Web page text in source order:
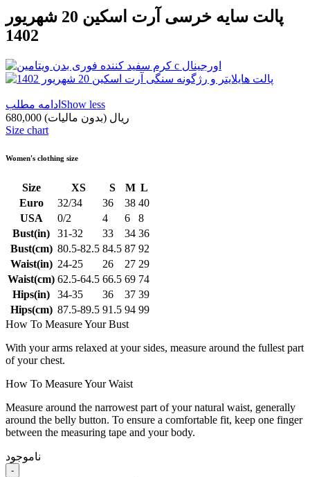
پالت سایه خرسی آرت اسکین 20 شهریور
1402
ادامه مطلب Show less
680,000 ریال (بدون مالیات)
Size chart
Women's clothing size
Size XS S M L
Euro
32/34 36 38 40
USA
0/2 4 6
8
Bust(in)
31-32 33 34 36
Bust(cm) 80.5-82.5 84.5 87 92
Waist(in) 24-25 26 27 29
Waist(cm) 62.5-64.5 66.5 69 74
Hips(in)
34-35 36 37 39
Hips(cm) 87.5-89.5 91.5 94 99
How To Measure Your Bust
With your arms relaxed at your sides, measure around the fullest part
of your chest.
How To Measure Your Waist
Measure around the narrowest part of your natural waist, generally
around the belly button. To ensure a comfortable fit, keep one finger
between the measuring tape and your body.
ناموجود
-